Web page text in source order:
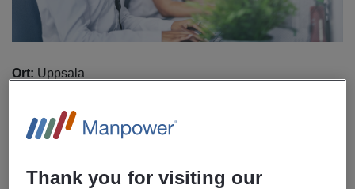
Ort: Uppsala
Uppdragslängd:
möjlighet till förlängning
Arbetstider:
Måndag-fredag kl. 08:00-16:45
Thank you for visiting our